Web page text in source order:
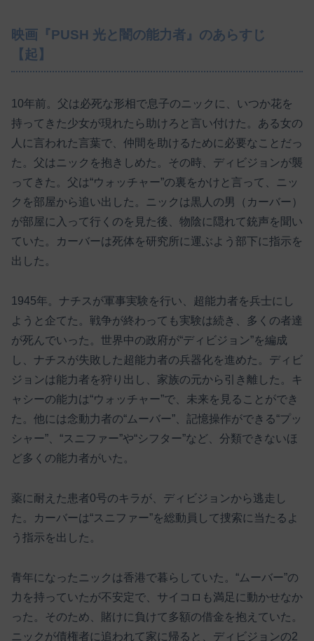
映画『PUSH 光と闇の能力者』のあらすじ
【起】
10年前。父は必死な形相で息子のニックに、いつか花を
持ってきた少女が現れたら助けろと言い付けた。ある女の
人に言われた言葉で、仲間を助けるために必要なことだっ
た。父はニックを抱きしめた。その時、ディビジョンが襲
ってきた。父は“ウォッチャー”の裏をかけと言って、ニッ
クを部屋から追い出した。ニックは黒人の男（カーバー）
が部屋に入って行くのを見た後、物陰に隠れて銃声を聞い
ていた。カーバーは死体を研究所に運ぶよう部下に指示を
出した。
1945年。ナチスが軍事実験を行い、超能力者を兵士にし
ようと企てた。戦争が終わっても実験は続き、多くの者達
が死んでいった。世界中の政府が“ディビジョン”を編成
し、ナチスが失敗した超能力者の兵器化を進めた。ディビ
ジョンは能力者を狩り出し、家族の元から引き離した。キ
ャシーの能力は“ウォッチャー”で、未来を見ることができ
た。他には念動力者の“ムーバー”、記憶操作ができる“プッ
シャー”、“スニファー”や“シフター”など、分類できないほ
ど多くの能力者がいた。
薬に耐えた患者0号のキラが、ディビジョンから逃走し
た。カーバーは“スニファー”を総動員して捜索に当たるよ
う指示を出した。
青年になったニックは香港で暮らしていた。“ムーバー”の
力を持っていたが不安定で、サイコロも満足に動かせなか
った。そのため、賭けに負けて多額の借金を抱えていた。
ニックが債権者に追われて家に帰ると、ディビジョンの2